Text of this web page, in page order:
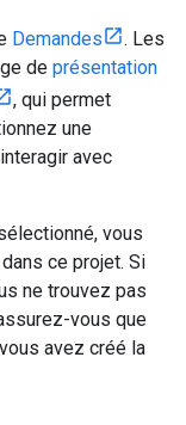
Demandes
. Les
de présentation
, qui permet
une
avec
vous
ce projet. Si
ne trouvez pas
vous que
avez créé la